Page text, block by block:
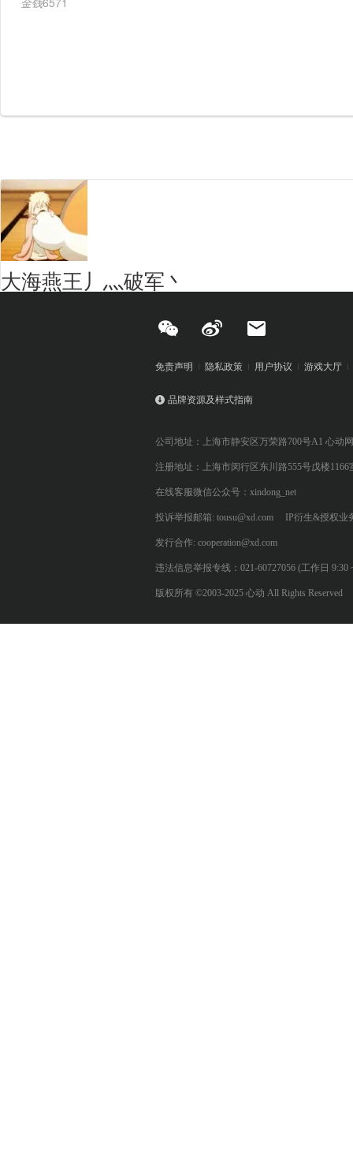
大海燕王丿灬破军丶
免责声明 隐私政策 用户协议 游戏大厅
品牌资源及样式指南
公司地址：上海市静安区万荣路700号A1 心动
注册地址：上海市闵行区东川路555号戊楼1166
在线客服微信公众号：xindong_net
投诉举报邮箱: tousu@xd.com IP衍生&授权业
发行合作: cooperation@xd.com
违法信息举报专线：021-60727056 (工作日 9:30
版权所有 ©2003-2025 心动 All Rights Reserved